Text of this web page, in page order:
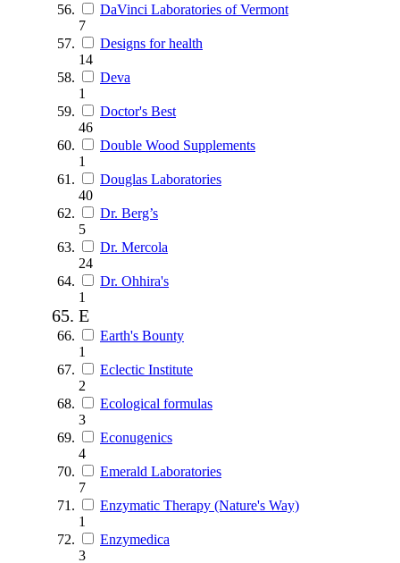
DaVinci Laboratories of Vermont
7
Designs for health
14
Deva
1
Doctor's Best
46
Double Wood Supplements
1
Douglas Laboratories
40
Dr. Berg’s
5
Dr. Mercola
24
Dr. Ohhira's
1
E
Earth's Bounty
1
Eclectic Institute
2
Ecological formulas
3
Econugenics
4
Emerald Laboratories
7
Enzymatic Therapy (Nature's Way)
1
Enzymedica
3